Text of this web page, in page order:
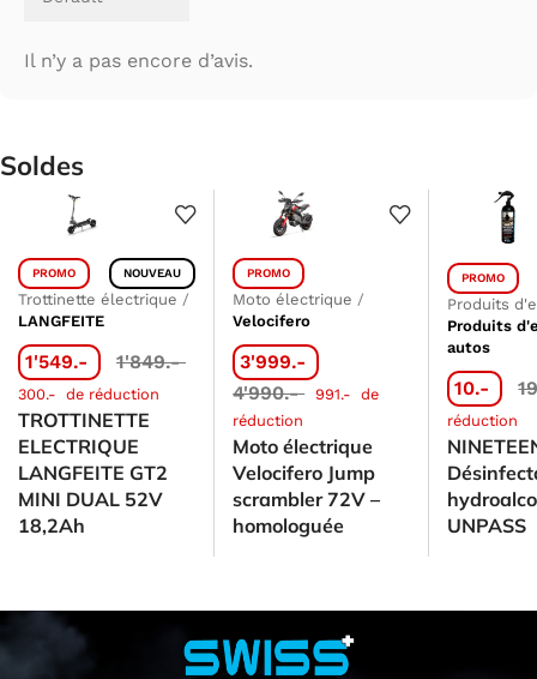
Il n’y a pas encore d’avis.
Soldes
PROMO NOUVEAU
Trottinette électrique /
LANGFEITE
1'549.- 1'849.-
300.- de réduction
TROTTINETTE
ELECTRIQUE
LANGFEITE GT2
MINI DUAL 52V
18,2Ah
PROMO
Moto électrique /
Velocifero
3'999.-
4'990.-
991.- de
réduction
Moto électrique
Velocifero Jump
scrambler 72V –
homologuée
PROMO
Produits
Produits
autos
10.-
réduction
UNPASS